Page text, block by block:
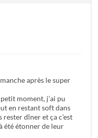
après le super
moment, j’ai pu
en restant soft dans
dîner et ça c’est
été étonner de leur